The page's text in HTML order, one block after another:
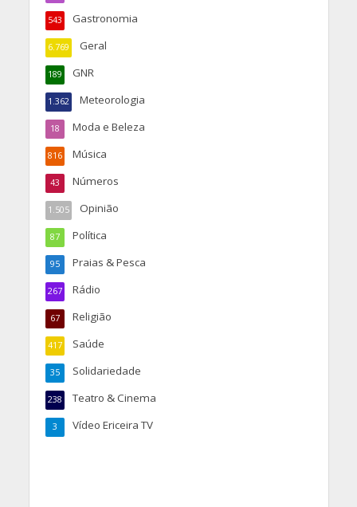
Gastronomia
543
Geral
6.769
GNR
189
Meteorologia
1.362
Moda e Beleza
18
Música
816
Números
43
Opinião
1.505
Política
87
Praias & Pesca
95
Rádio
267
Religião
67
Saúde
417
Solidariedade
35
Teatro & Cinema
238
Vídeo Ericeira TV
3